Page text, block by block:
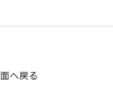
へ戻る